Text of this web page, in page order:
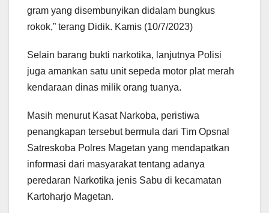
gram yang disembunyikan didalam bungkus
rokok,” terang Didik. Kamis (10/7/2023)
Selain barang bukti narkotika, lanjutnya Polisi
juga amankan satu unit sepeda motor plat merah
kendaraan dinas milik orang tuanya.
Masih menurut Kasat Narkoba, peristiwa
penangkapan tersebut bermula dari Tim Opsnal
Satreskoba Polres Magetan yang mendapatkan
informasi dari masyarakat tentang adanya
peredaran Narkotika jenis Sabu di kecamatan
Kartoharjo Magetan.